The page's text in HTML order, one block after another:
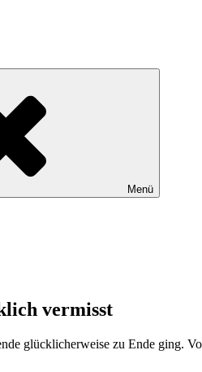
Menü
vermisst
glücklicherweise zu Ende ging.